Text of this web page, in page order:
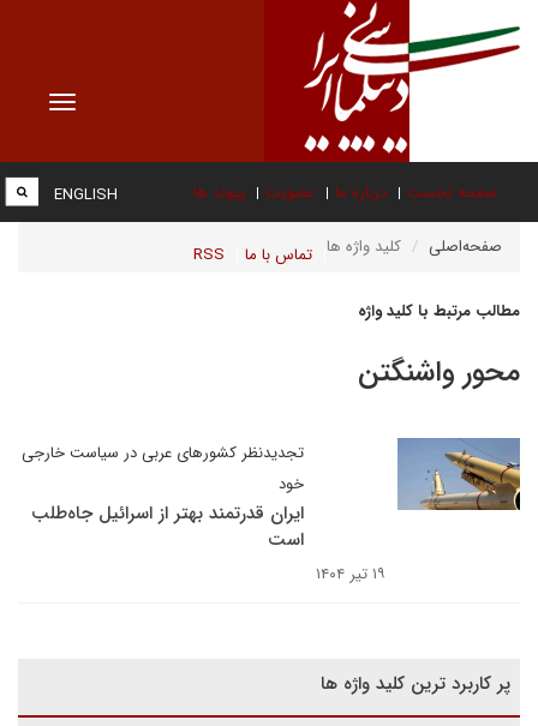
Toggle
صفحه نخست درباره ما عضویت پیوند ها
تماس با ما RSS
ENGLISH
صفحه‌اصلی کلید واژه ها
مطالب مرتبط با کلید واژه
محور واشنگتن
تجدیدنظر کشورهای عربی در سیاست خارجی
خود
ایران قدرتمند بهتر از اسرائیل جاه‌طلب
است
۱۹ تیر ۱۴۰۴
پر کاربرد ترین کلید واژه ها